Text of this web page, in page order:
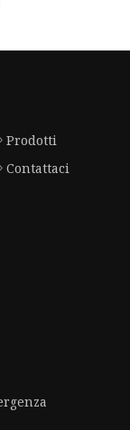
Prodotti
Contattaci